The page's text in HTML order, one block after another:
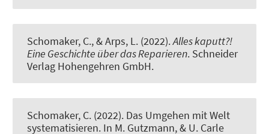
Schomaker, C., & Arps, L. (2022).Alles kaputt?!
Eine Geschichte über das Reparieren. Schneider
Verlag Hohengehren GmbH.
Schomaker, C. (2022). Das Umgehen mit Welt
systematisieren. In M. Gutzmann, & U. Carle